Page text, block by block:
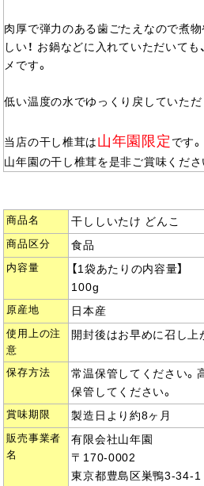
肉厚で弾力のある歯ごたえなので煮
しい！ お鍋などに入れていただいて
メです。
低い温度の水でゆっくり戻していただ
当店の干し椎茸は山年園限定 です。
山年園の干し椎茸を是非ご賞味くださ
商品名 干ししいたけ どんこ
商品区分 食品
内容量
【1袋あたりの内容量】
100g
原産地 日本産
使用上の注
意
開封後はお早めに召し上
保存方法
常温保管してください。
保管してください。
賞味期限 製造日より約8ヶ月
販売事業者
名
有限会社山年園
〒170-0002
東京都豊島区巣鴨3-34-1